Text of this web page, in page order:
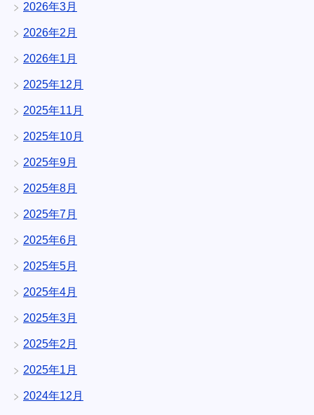
2026年3月
2026年2月
2026年1月
2025年12月
2025年11月
2025年10月
2025年9月
2025年8月
2025年7月
2025年6月
2025年5月
2025年4月
2025年3月
2025年2月
2025年1月
2024年12月